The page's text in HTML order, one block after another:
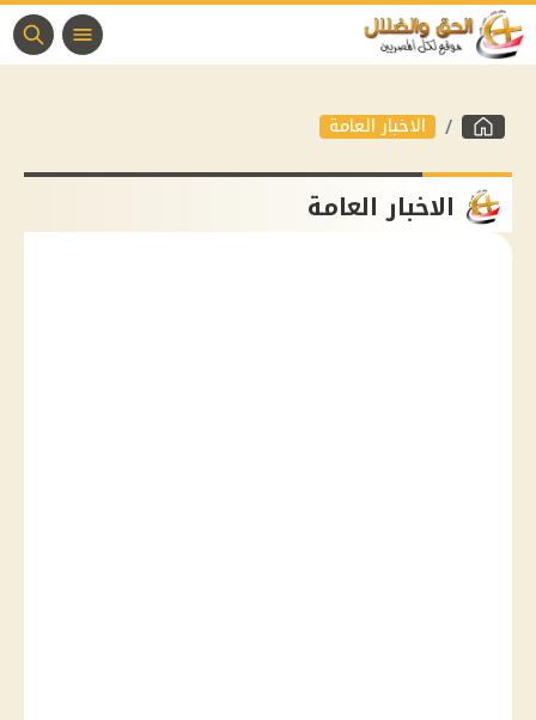
الاخبار العامة
الاخبار العامة